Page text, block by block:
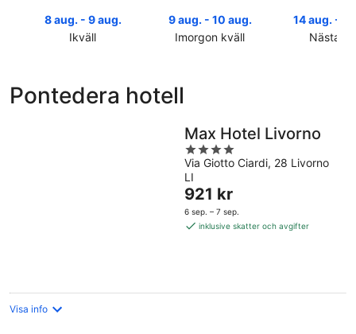
8 aug. - 9 aug.
Ikväll
Pontedera
9 aug. - 10 aug.
Imorgon kväll
Pontedera
imorgon
natt,
aug.
aug.
14 aug. -
Nästa
nästa
14
aug.
Pontedera hotell
Max Hotel Livorno
4
out
of
5
Via Giotto Ciardi, 28 Livorno
LI
Priset
är
921 kr
921 kr
6 sep. – 7 sep.
inklusive skatter och avgifter
Visa info